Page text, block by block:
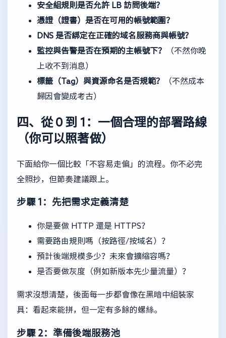
安全組規則是否允許 LB 訪問後端？
憑證（證書）是否在可用的帳號範圍？
DNS 是否綁定在正確的域名服務商與帳號？
監控與告警是否在預期的主帳號下？
（不然你晚
上收不到消息）
標籤（Tag）與資源命名是否規範？
（不然成本
歸因會變成考古）
四、從 0 到 1：一個合理的部署路線
（你可以照著做）
下面給你一個比較「不容易走偏」的流程。你不必完
全照抄，但節奏建議跟上。
步驟 1：先把需求定義清楚
你是要做 HTTP 還是 HTTPS？
需要路由規則嗎（按路徑/按域名）？
預計後端規模多少？未來會擴縮容嗎？
是否要做灰度（例如新版本先少量流量）？
需求沒想清楚，後面每一步都會像在黑暗中組裝家
具：看起來能拼，但一定有多餘的螺絲。
步驟 2：準備後端服務池